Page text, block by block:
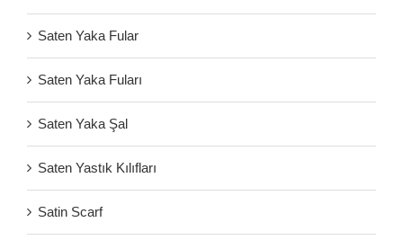
Saten Yaka Fular
Saten Yaka Fuları
Saten Yaka Şal
Saten Yastık Kılıfları
Satin Scarf